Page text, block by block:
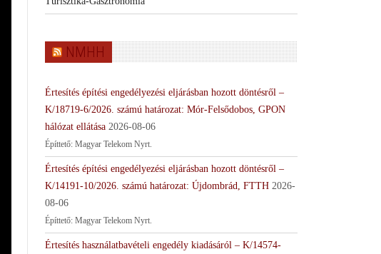
NMHH
Értesítés építési engedélyezési eljárásban hozott döntésről –
K/18719-6/2026. számú határozat: Mór-Felsődobos, GPON
hálózat ellátása 2026-08-06
Építtető: Magyar Telekom Nyrt.
Értesítés építési engedélyezési eljárásban hozott döntésről –
K/14191-10/2026. számú határozat: Újdombrád, FTTH 2026-
08-06
Építtető: Magyar Telekom Nyrt.
Értesítés használatbavételi engedély kiadásáról – K/14574-